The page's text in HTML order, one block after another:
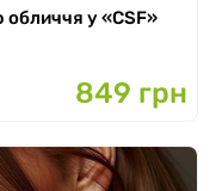
у «CSF»
849 грн